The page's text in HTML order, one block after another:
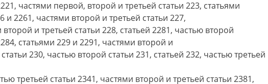
частями первой, второй и третьей статьи 223, статьями
и 2261, частями второй и третьей статьи 227,
второй и третьей статьи 228, статьей 2281, частью второй
статьями 229 и 2291, частями второй и
230, частью второй статьи 231, статьей 232, частью третьей
третьей статьи 2341, частями второй и третьей статьи 2381,